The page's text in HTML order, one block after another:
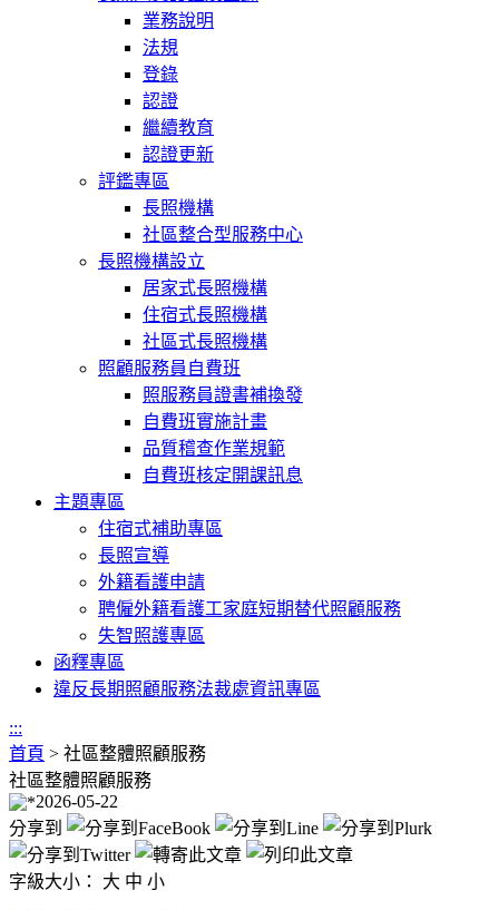
業務說明
法規
登錄
認證
繼續教育
認證更新
評鑑專區
長照機構
社區整合型服務中心
長照機構設立
居家式長照機構
住宿式長照機構
社區式長照機構
照顧服務員自費班
照服務員證書補換發
自費班實施計畫
品質稽查作業規範
自費班核定開課訊息
主題專區
住宿式補助專區
長照宣導
外籍看護申請
聘僱外籍看護工家庭短期替代照顧服務
失智照護專區
函釋專區
違反長期照顧服務法裁處資訊專區
:::
首頁 > 社區整體照顧服務
社區整體照顧服務
2026-05-22
分享到
字級大小： 大 中 小